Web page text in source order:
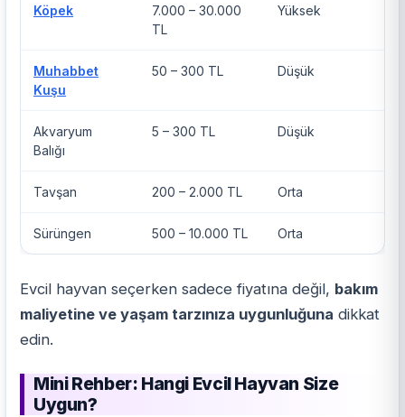
Köpek
7.000 – 30.000
TL
Yüksek
Muhabbet
Kuşu
50 – 300 TL Düşük
Akvaryum
Balığı
5 – 300 TL Düşük
Tavşan 200 – 2.000 TL Orta
Sürüngen 500 – 10.000 TL Orta
Evcil hayvan seçerken sadece fiyatına değil, bakım
maliyetine ve yaşam tarzınıza uygunluğuna dikkat
edin.
Mini Rehber: Hangi Evcil Hayvan Size
Uygun?